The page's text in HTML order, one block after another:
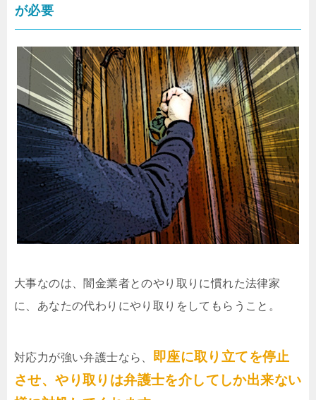
が必要
大事なのは、闇金業者とのやり取りに慣れた法律家
に、あなたの代わりにやり取りをしてもらうこと。
対応力が強い弁護士なら、 即座に取り立てを停止
させ、やり取りは弁護士を介してしか出来ない